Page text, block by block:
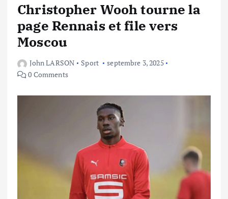
Christopher Wooh tourne la
page Rennais et file vers
Moscou
John LARSON Sport
septembre 3, 2025
0 Comments